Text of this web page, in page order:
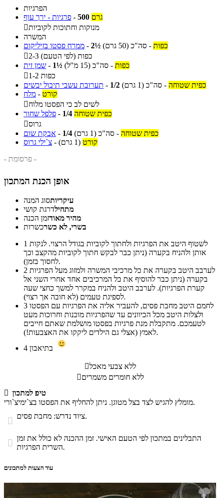
הפרגיות
פרגיות - ירך עוף - 500 גרם
מנוקות וחתוכות לקוביות
המשרה
ממרח פסטו בזיליקום - 2½ כפות - סה"כ (50 גרם)

2-3 כפות (לפי הטעם)
שמן זית - 1½ כפות - סה"כ (15 מ"ל)

1-2 כפות
תערובת עשבי תיבול יבשים - 1/2 כפית שטוחה - סה"כ (1 גרם)
מלח - קורט
לשים לב כי הפסטו מלוח
פלפל שחור - 1/4 כפית שטוחה
גרוס
אבקת שום - 1/4 כפית שטוחה - סה"כ (1 גרם)
צ`ילי גרוס - קורט (1 גרם)
- פרסומת -
אופן הכנת המתכון
עיקריותסוג המנה
מתחילדרגת קושי
מהיר מאודזמן הכנה
בשרי, לא כשרכשרות
1
אותן ולהניח בקערה (ניתן כבר לבקש חתוך לקוביות מהקצב וכך
לחסוך בזמן).
2
בקערה (ניתן כבר להוסיף את כל המרכיבים אחד אחרי השני אל
קערת הפרגיות). לערבב היטב ולהניח במקרר למשך כחצי שעה
לספיגת טעמים (לא חובה אך רצוי).
3
ולצלות היטב מכל הכיוונים עד שהפרגיות מוכנות וחרוכות מעט
לטעמכם. מתקבלת מנת פרגיות בפסטו מושלמת שאתם חייבים
לאמץ (אצלי גם הילדים ליקקו את האצבעות!).
4
ללא צבעי מאכל
ללא חומרים משמרים
 טיפ למתכון
מומלץ להגיש לצד בצל מטוגן. ניתן להחליף את הפסטו בצ`ימיצ`ורי.
 ציוד נדרש: מחבת פסים.
 התבלינים במתכון לפי הטעם האישי. זמן ההכנה לא כולל את זמן
השרית הפרגיות.
עוד הצעות למתכונים